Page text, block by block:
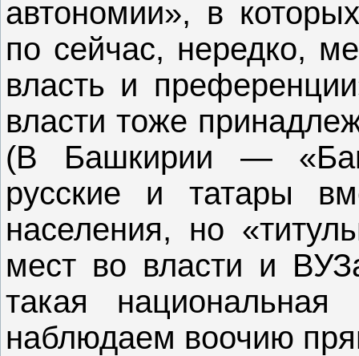
автономии», в
по сейчас, нередко,
власть и
власти тоже
(В Башкирии —
русские и татары
населения, но
мест во власти и
такая
наблюдаем воочию